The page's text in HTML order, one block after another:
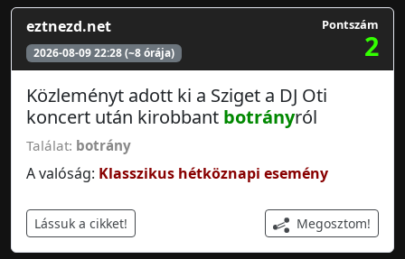
eztnezd.net
2026-08-09 22:28 (~8 órája)
Pontszám
2
Közleményt adott ki a Sziget a DJ Oti
koncert után kirobbant botrányról
Találat: botrány
A valóság: Klasszikus hétköznapi esemény
Lássuk a cikket! Megosztom!